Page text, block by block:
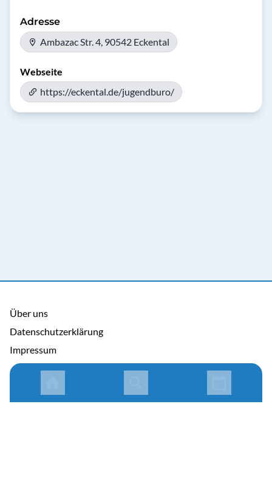
Adresse
Ambazac Str. 4, 90542 Eckental
Webseite
https://eckental.de/jugendburo/
Über uns
Datenschutzerklärung
Impressum